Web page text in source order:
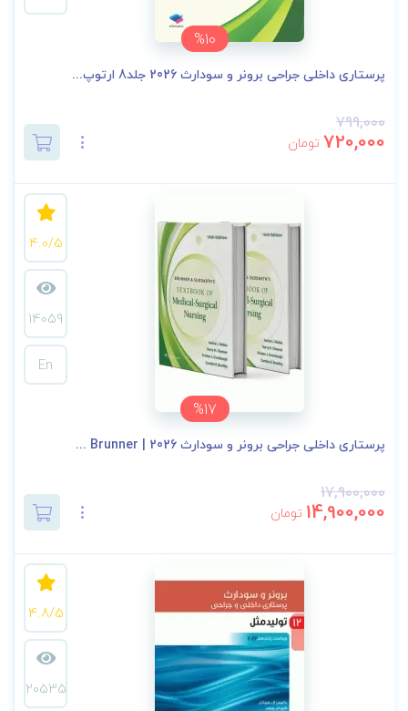
%10
پرستاری داخلی جراحی برونر و سودارث 2026 جلد8 ارتوپ...
799,000
720,000 تومان
%17
4.0/5
14059
En
پرستاری داخلی جراحی برونر و سودارث 2026 | Brunner ...
17,900,000
14,900,000 تومان
4.8/5
20535